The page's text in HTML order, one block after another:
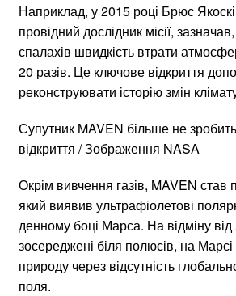
Наприклад, у 2015 році Брюс
провідний дослідник місії,
спалахів швидкість втрати
20 разів. Це ключове відкриття
реконструювати історію змін
Супутник MAVEN більше не
відкриття / Зображення NASA
Окрім вивчення газів, MAVEN
який виявив ультрафіолетові
денному боці Марса. На відміну
зосереджені біля полюсів, на
природу через відсутність
поля.